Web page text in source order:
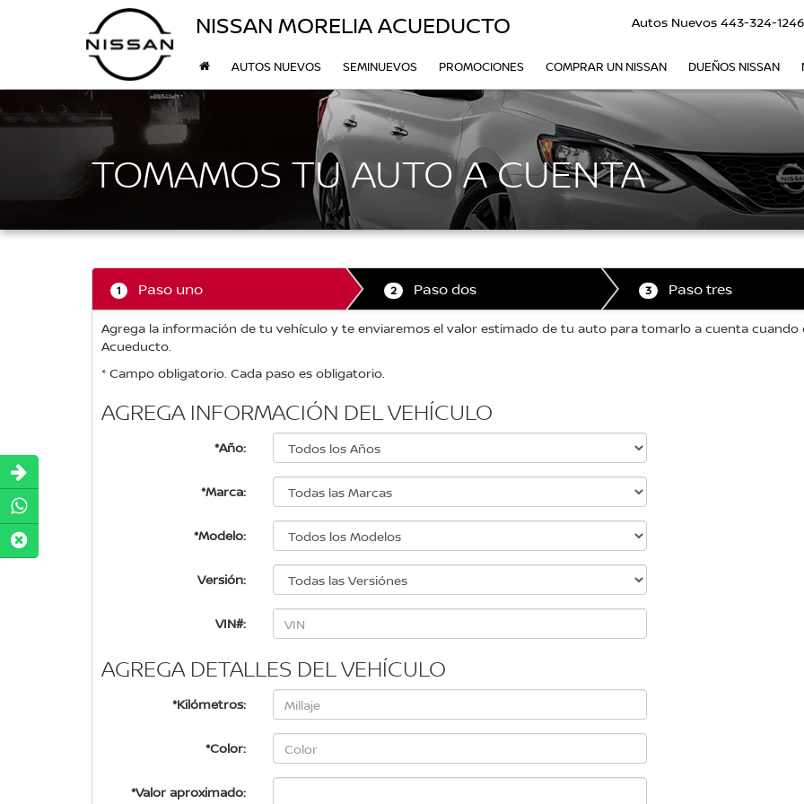
NISSAN MORELIA ACUEDUCTO Autos Nuevos 443-324-1246
AUTOS NUEVOS SEMINUEVOS PROMOCIONES COMPRAR UN NISSAN DUEÑOS NISSAN
TOMAMOS TU AUTO A CUENTA
1 Paso uno 2 Paso dos 3 Paso tres
Agrega la información de tu vehículo y te enviaremos el valor estimado de tu auto para tomarlo a cuenta cuando
Acueducto.
* Campo obligatorio. Cada paso es obligatorio.
AGREGA INFORMACIÓN DEL VEHÍCULO
*Año:
*Marca:
*Modelo:
Versión:
VIN#:
AGREGA DETALLES DEL VEHÍCULO
*Kilómetros:
*Color:
*Valor aproximado: